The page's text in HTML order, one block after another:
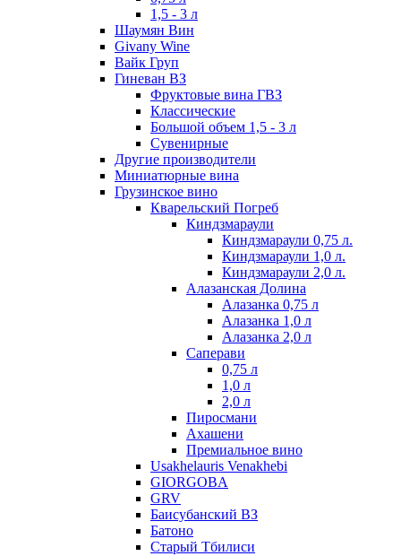
1,5 - 3 л
Шаумян Вин
Givany Wine
Вайк Груп
Гиневан ВЗ
Фруктовые вина ГВЗ
Классические
Большой объем 1,5 - 3 л
Сувенирные
Другие производители
Миниатюрные вина
Грузинское вино
Кварельский Погреб
Киндзмараули
Киндзмараули 0,75 л.
Киндзмараули 1,0 л.
Киндзмараули 2,0 л.
Алазанская Долина
Алазанка 0,75 л
Алазанка 1,0 л
Алазанка 2,0 л
Саперави
0,75 л
1,0 л
2,0 л
Пиросмани
Ахашени
Премиальное вино
Usakhelauris Venakhebi
GIORGOBA
GRV
Баисубанский ВЗ
Батоно
Старый Тбилиси